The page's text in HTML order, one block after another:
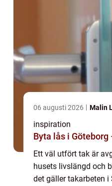
06 augusti 2026 Malin
inspiration
Byta lås i Göteborg
Ett väl utfört tak är
husets livslängd och
det gäller takarbeten